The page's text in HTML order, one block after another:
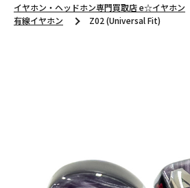
イヤホン・ヘッドホン専門買取店 e☆イヤホン
有線イヤホン
Z02 (Universal Fit)